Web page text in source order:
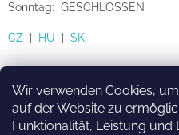
Wir verwenden Cookies,
auf der Website zu
Funktionalität, Leistung
Sonntag: GESCHLOSSEN
CZ HU SK
HU